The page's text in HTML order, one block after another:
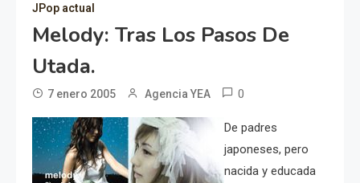
JPop actual
Melody: Tras Los Pasos De
Utada.
7 enero 2005 Agencia YEA 0
De padres
japoneses, pero
nacida y educada